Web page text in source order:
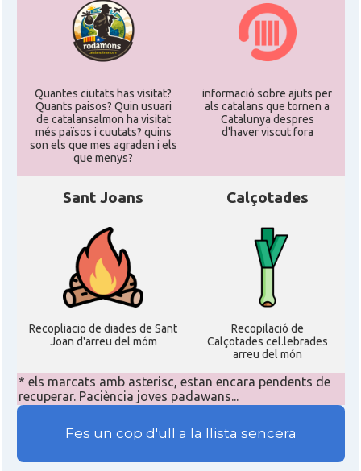
Quantes ciutats has visitat?
Quants paisos? Quin usuari
de catalansalmon ha visitat
més països i cuutats? quins
son els que mes agraden i els
que menys?
informació sobre ajuts per
als catalans que tornen a
Catalunya despres
d'haver viscut fora
Sant Joans
Recopliacio de diades de Sant
Joan d'arreu del móm
Calçotades
Recopilació de
Calçotades cel.lebrades
arreu del món
* els marcats amb asterisc, estan encara pendents de
recuperar. Paciència joves padawans...
Fes un cop d'ull a la llista sencera